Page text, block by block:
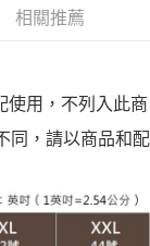
相關推薦
使用，不列入此商
同，請以商品和配